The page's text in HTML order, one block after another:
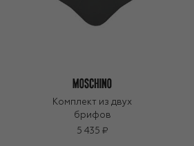
Комплект из двух
брифов
5 435 ₽